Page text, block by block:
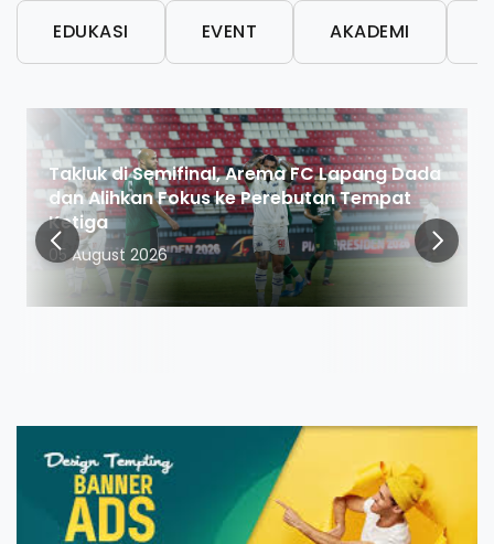
EDUKASI EVENT AKADEMI
Takluk di Semifinal, Arema FC Lapang Dada
dan Alihkan Fokus ke Perebutan Tempat
Ketiga
05 August 2026